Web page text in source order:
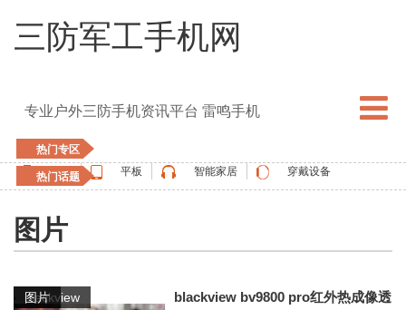
三防军工手机网
专业户外三防手机资讯平台 雷鸣手机
热门专区
手机
平板 智能家居 穿戴设备
热门话题
oukitel
ulefone vernee apple watch
图片
blackview
图片
blackview bv9800 pro红外热成像透